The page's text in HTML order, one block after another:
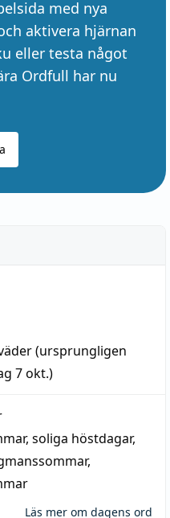
med nya
aktivera hjärnan
eller testa något
Ordfull har nu
(ursprungligen
7 okt.)
, soliga höstdagar,
,
Läs mer om dagens ord